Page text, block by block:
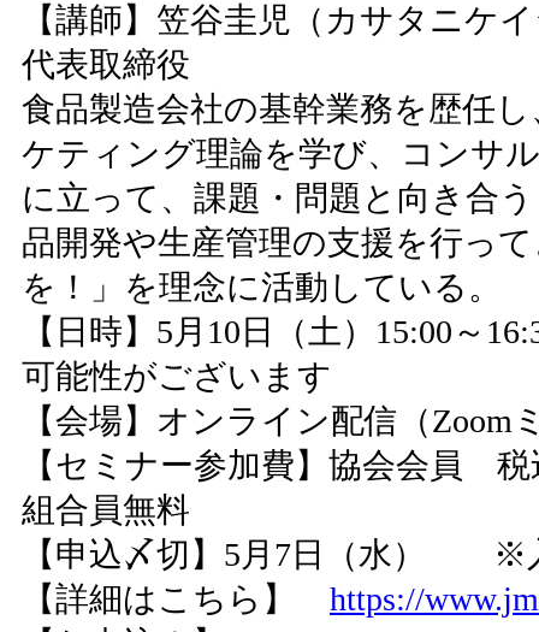
【講師】笠谷圭児（カサタニ
代表取締役
食品製造会社の基幹業務を歴任
ケティング理論を学び、コンサ
に立って、課題・問題と向き合
品開発や生産管理の支援を行っ
を！」を理念に活動している。
【日時】5月10日（土）15:00～
可能性がございます
【会場】オンライン配信（Zoom
【セミナー参加費】協会会員
組合員無料
【申込〆切】5月7日（水） ※
【詳細はこちら】 https://